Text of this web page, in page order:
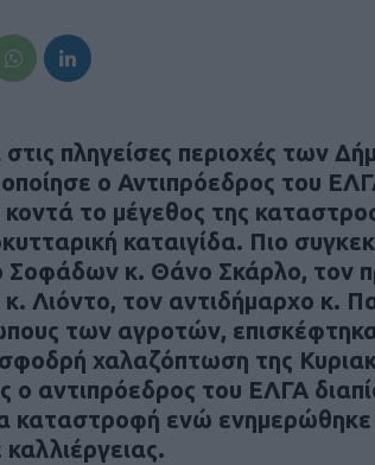
πληγείσες περιοχές των
ο Αντιπρόεδρος του
κοντά το μέγεθος της
καταιγίδα. Πιο
Σοφάδων κ. Θάνο Σκάρλο, τον
Λιόντο, τον αντιδήμαρχο κ.
των αγροτών,
χαλαζόπτωση της
ο αντιπρόεδρος του ΕΛΓΑ
καταστροφή ενώ ενημερώθηκε